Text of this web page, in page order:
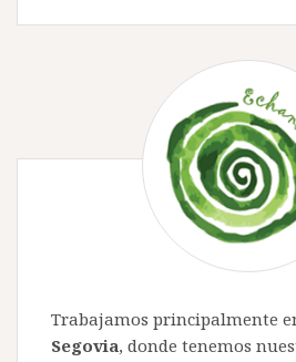
Trabajamos principalmente
Segovia, donde tenemos